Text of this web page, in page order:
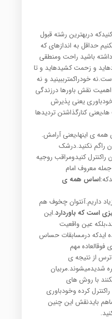
دربهترین رشته قبول
حداقل به اندازهای که
باشید راحت ومنطقی
و زحمت کشیدهاید و تا
خودراکمترببینید و نه
اهمیت نقش باورها درزندگی
یعنی پذیرش
کنارگذاشتن تردیدها
ی اینها،یعنی آرامش.
راگم نکنید.درشک
راکنترل کنیدومراقب روجیه
معروف امام
اساس همه ی
داریم.آنتوان چخوف هم
است که باوردارد.این
عین واقعیت
ایدکه درمسابقات حساس
فوقالعاده مهم
ترس از نتیجه ی
شدیدمیشوند.مربیان
با روش های
کرده وخودباوری
بایدنقش این چنین